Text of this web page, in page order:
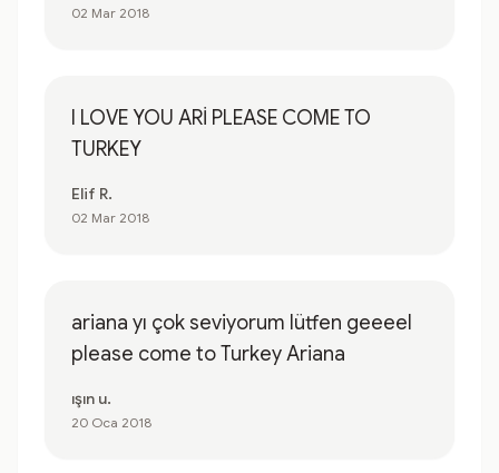
02 Mar 2018
I LOVE YOU ARİ PLEASE COME TO
TURKEY
Elif R.
02 Mar 2018
ariana yı çok seviyorum lütfen geeeel
please come to Turkey Ariana
ışın u.
20 Oca 2018